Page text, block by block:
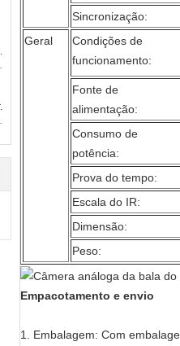
Sincronização:
Geral
Condições de
funcionamento:
Fonte de
alimentação:
Consumo de
potência:
Prova do tempo:
Escala do IR:
Dimensão:
Peso:
Empacotamento e envio
1. Embalagem: Com